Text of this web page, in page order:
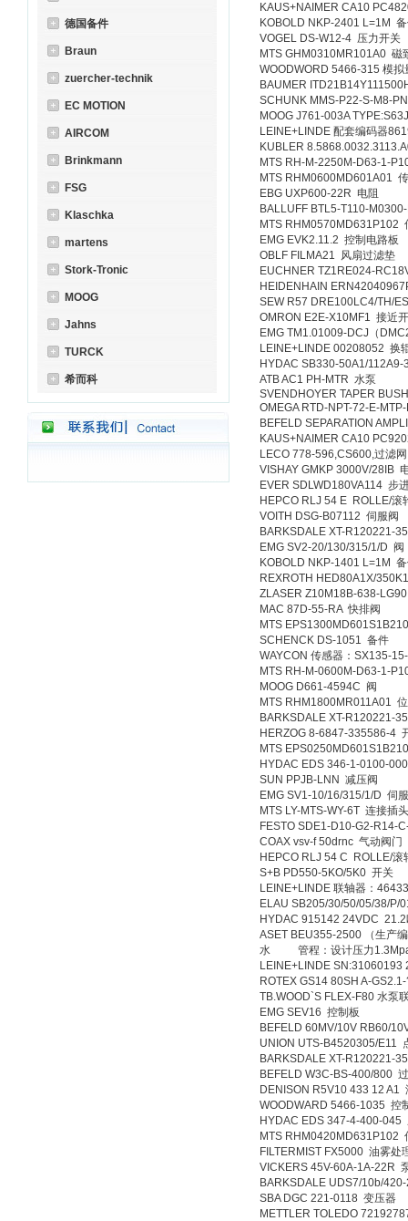
德国备件
Braun
zuercher-technik
EC MOTION
AIRCOM
Brinkmann
FSG
Klaschka
martens
Stork-Tronic
MOOG
Jahns
TURCK
希而科
KAUS+NAIMER CA10
KOBOLD NKP-2401 L=1M
VOGEL DS-W12-4 压力开关
MTS GHM0310MR101A0 磁
WOODWORD 5466-315 模
BAUMER
SCHUNK MMS-P22-S-M8-
MOOG J761-003A
LEINE+LINDE 配套编码器
KUBLER
MTS RH-M-2250M-D63-1-
MTS RHM0600MD601A01
EBG UXP600-22R 电阻
BALLUFF BTL5-T110-
MTS RHM0570MD631P102
EMG EVK2.11.2 控制电路板
OBLF FILMA21 风扇过滤垫
EUCHNER TZ1RE024-
HEIDENHAIN
SEW R57 DRE100LC4/TH/
OMRON E2E-X10MF1 接近
EMG TM1.01009-DCJ（
LEINE+LINDE 00208052 换
HYDAC SB330-50A1/
ATB AC1 PH-MTR 水泵
SVENDHOYER TAPER
OMEGA RTD-NPT-72-E-
BEFELD SEPARATION
KAUS+NAIMER CA10
LECO 778-596,CS600,过滤
VISHAY GMKP 3000V/28IB
EVER SDLWD180VA114 步
HEPCO RLJ 54 E ROLLE/滚
VOITH DSG-B07112 伺服阀
BARKSDALE XT-R120221-
EMG SV2-20/130/315/1/D 阀
KOBOLD NKP-1401 L=1M
REXROTH HED80A1X/
ZLASER Z10M18B-638-
MAC 87D-55-RA 快排阀
MTS
SCHENCK DS-1051 备件
WAYCON 传感器：SX135-
MTS RH-M-0600M-D63-1-
MOOG D661-4594C 阀
MTS RHM1800MR011A01
BARKSDALE XT-R120221-
HERZOG 8-6847-335586-4
MTS
HYDAC EDS 346-1-0100-
SUN PPJB-LNN 减压阀
EMG SV1-10/16/315/1/D 伺
MTS LY-MTS-WY-6T 连接插头
FESTO SDE1-D10-G2-R14-
COAX vsv-f 50drnc 气动阀门
HEPCO RLJ 54 C ROLLE/滚
S+B PD550-5KO/5K0 开关
LEINE+LINDE 联轴器：
ELAU SB205/30/50/05/38/P/
HYDAC 915142 24VDC
ASET BEU355-2500 （生产
水 管程：设计压力1.3Mpa
LEINE+LINDE
ROTEX GS14 80SH A-
TB.WOOD`S FLEX-F80 水泵
EMG SEV16 控制板
BEFELD 60MV/10V RB60/
UNION UTS-B4520305/E11
BARKSDALE XT-R120221-
BEFELD W3C-BS-400/800
DENISON R5V10 433 12 A1
WOODWARD 5466-1035 控
HYDAC EDS 347-4-400-045
MTS RHM0420MD631P102
FILTERMIST FX5000 油雾处
VICKERS 45V-60A-1A-22R
BARKSDALE UDS7/10b/
SBA DGC 221-0118 变压器
METTLER TOLEDO